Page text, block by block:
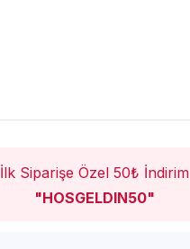
İlk Siparişe Özel 50₺ İndirim
"HOSGELDIN50"